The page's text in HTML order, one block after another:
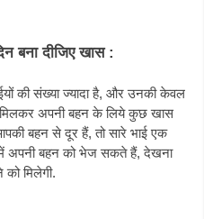
बना दीजिए खास :
की संख्या ज्यादा है, और उनकी केवल
मिलकर अपनी बहन के लिये कुछ खास
बहन से दूर हैं, तो सारे भाई एक
में अपनी बहन को भेज सकते हैं, देखना
मिलेगी.